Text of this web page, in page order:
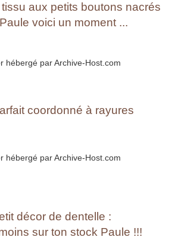
aux petits boutons nacrés
voici un moment ...
coordonné à rayures
décor de dentelle :
sur ton stock Paule !!!